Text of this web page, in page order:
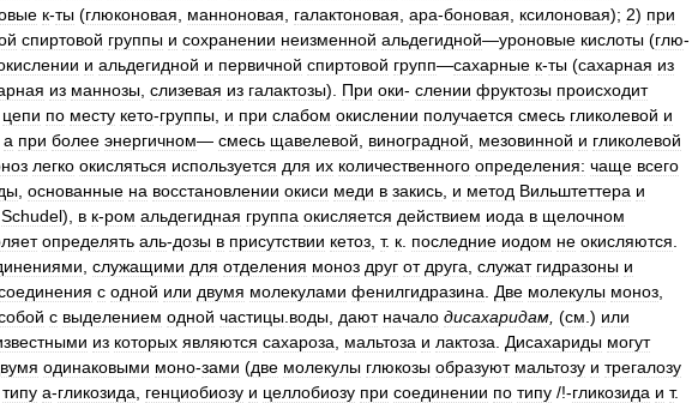
к-ты (глюконовая манноновая галактоновая ара-боновая ксилоновая); 2) при
спиртовой группы и сохранении неизменной альдегидной—уроновые кислоты (глю-
и альдегидной и первичной спиртовой групп—сахарные к-ты (сахарная из
из маннозы слизевая из галактозы). При оки- слении фруктозы происходит
цепи по месту кето-группы и при слабом окислении получается смесь гликолевой и
а при более энергичном— смесь щавелевой виноградной мезовинной и гликолевой
легко окисляться используется для их количественного определения: чаще всего
основанные на восстановлении окиси меди в закись и метод Вильштеттера и
Schudel), в к-ром альдегидная группа окисляется действием иода в щелочном
определять аль-дозы в присутствии кетоз т. к последние иодом не окисляются
служащими для отделения моноз друг от друга служат гидразоны и
с одной или двумя молекулами фенилгидразина Две молекулы моноз
с выделением одной частицы воды дают начало дисахаридам (см .) или
из которых являются сахароза мальтоза и лактоза Дисахариды могут
одинаковыми моно-зами (две молекулы глюкозы образуют мальтозу и трегалозу
типу а-гликозида генциобиозу и целлобиозу при соединении по типу /!-гликозида и т.